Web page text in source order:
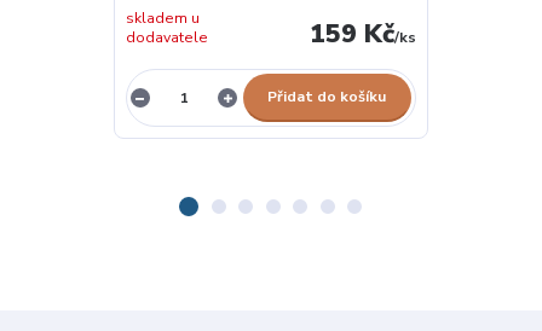
159 Kč/ks
skladem u
dodavatele
Přidat do košíku